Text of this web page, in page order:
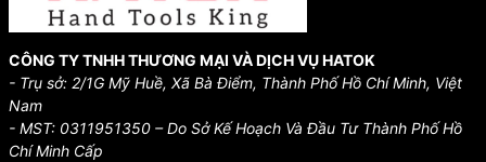
CÔNG TY TNHH THƯƠNG MẠI VÀ DỊCH VỤ HATOK
- Trụ sở: 2/1G Mỹ Huề, Xã Bà Điểm, Thành Phố Hồ Chí Minh, Việt
Nam
- MST: 0311951350 – Do Sở Kế Hoạch Và Đầu Tư Thành Phố Hồ
Chí Minh Cấp